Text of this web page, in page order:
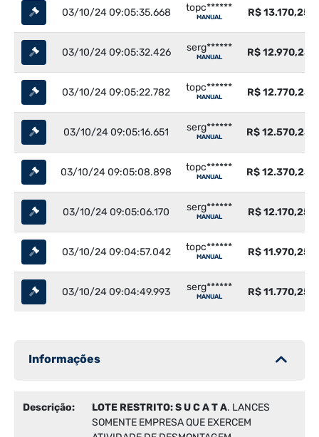
03/10/24 09:05:35.668 topc******
MANUAL R$ 13.170,25
03/10/24 09:05:32.426 serg******
MANUAL R$ 12.970,25
03/10/24 09:05:22.782 topc******
MANUAL R$ 12.770,25
03/10/24 09:05:16.651 serg******
MANUAL R$ 12.570,25
03/10/24 09:05:08.898 topc******
MANUAL R$ 12.370,25
03/10/24 09:05:06.170 serg******
MANUAL R$ 12.170,25
03/10/24 09:04:57.042 topc******
MANUAL R$ 11.970,25
03/10/24 09:04:49.993 serg******
MANUAL R$ 11.770,25
Informações
Descrição: LOTE RESTRITO:S U C A T A. LANCES
SOMENTE EMPRESA QUE EXERCEM